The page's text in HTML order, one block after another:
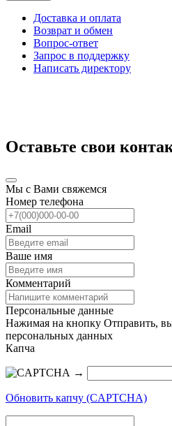
Доставка и оплата
Возврат и обмен
Вопрос-ответ
Запрос в поддержку
Написать директору
Оставьте свои
Мы с Вами свяжемся
Номер телефона
Email
Ваше имя
Комментарий
Персональные данные
Нажимая на кнопку Отправить, вы
персональных данных
Капча
→
Обновить капчу (CAPTCHA)